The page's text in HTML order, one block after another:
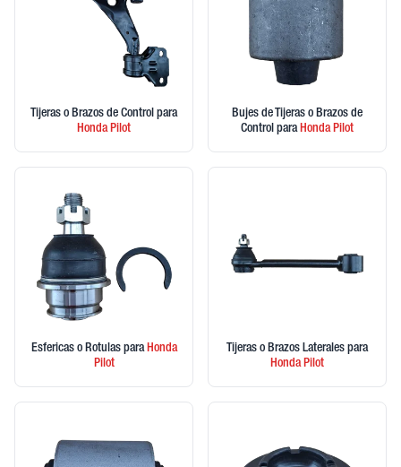
Tijeras o Brazos de Control para
HondaPilot
Bujes de Tijeras o Brazos de
Control paraHondaPilot
Esfericas o Rotulas paraHonda
Pilot
Tijeras o Brazos Laterales para
HondaPilot